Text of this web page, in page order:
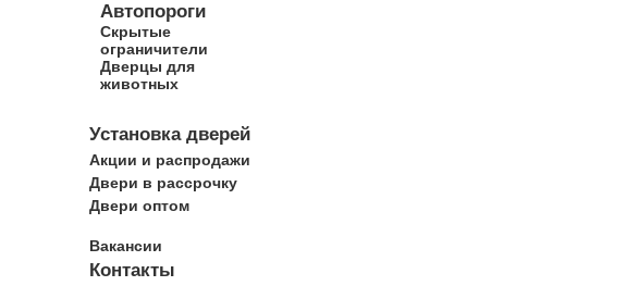
Автопороги
Скрытые
ограничители
Дверцы для
животных
Установка дверей
Акции и распродажи
Двери в рассрочку
Двери оптом
Вакансии
Контакты